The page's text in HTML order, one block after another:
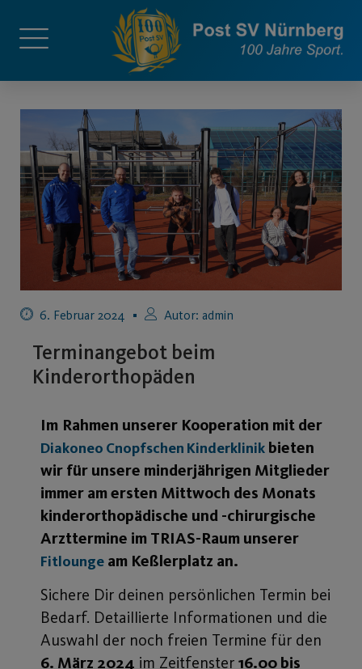
6. Februar 2024 Autor: admin
Terminangebot beim
Kinderorthopäden
Im Rahmen unserer Kooperation mit der
Diakoneo Cnopfschen Kinderklinik bieten
wir für unsere minderjährigen Mitglieder
immer am ersten Mittwoch des Monats
kinderorthopädische und -chirurgische
Arzttermine im TRIAS-Raum unserer
Fitlounge am Keßlerplatz an.
Sichere Dir deinen persönlichen Termin bei
Bedarf. Detaillierte Informationen und die
Auswahl der noch freien Termine für den
6. März 2024 im Zeitfenster 16.00 bis